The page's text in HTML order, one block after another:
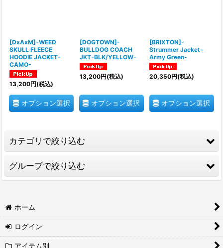
[DxAxM]-WEED
SKULL FLEECE
HOODIE JACKET-
CAMO-
13,200円(税込)
オプション選択
[DOGTOWN]-
BULLDOG COACH
JKT-BLK/YELLOW-
13,200円(税込)
オプション選択
[BRIXTON]-
Strummer Jacket-
Army Green-
20,350円(税込)
オプション選択
カテゴリで絞り込む
DxAxM(Drug And Music)
CRUCIAL ORIGINALS
グループで絞り込む
S/S T-SHIRT (半袖Tシャツ)
L/S T-SHIRT(長袖Tシャツ)
ホーム
ログイン
アイテム別